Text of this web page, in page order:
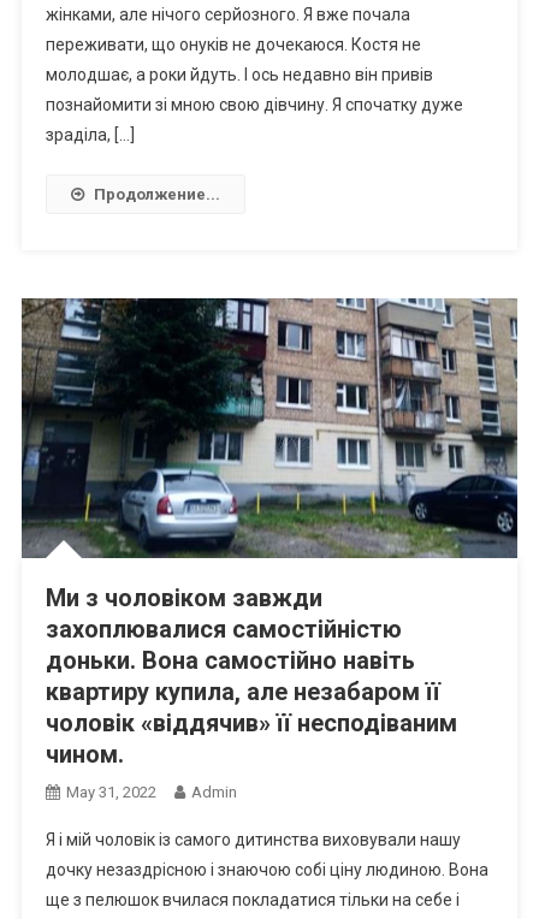
жінками, але нічого серйозного. Я вже почала
переживати, що онуків не дочекаюся. Костя не
молодшає, а роки йдуть. І ось недавно він привів
познайомити зі мною свою дівчину. Я спочатку дуже
зраділа, […]
Продолжение...
Ми з чоловіком завжди
захоплювалися самостійністю
доньки. Вона самостійно навіть
квартиру купила, але незабаром її
чоловік «віддячив» її несподіваним
чином.
May 31, 2022 Admin
Я і мій чоловік із самого дитинства виховували нашу
дочку незаздрісною і знаючою собі ціну людиною. Вона
ще з пелюшок вчилася покладатися тільки на себе і